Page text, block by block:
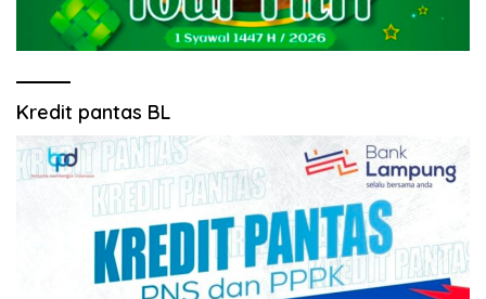
Kredit pantas BL